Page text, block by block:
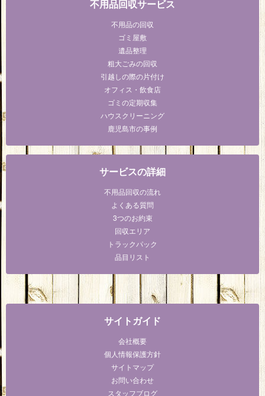
不用品回収サービス
不用品の回収
ゴミ屋敷
遺品整理
粗大ごみの回収
引越しの際の片付け
オフィス・飲食店
ゴミの定期収集
ハウスクリーニング
鹿児島市の事例
サービスの詳細
不用品回収の流れ
よくある質問
3つのお約束
回収エリア
トラックパック
品目リスト
サイトガイド
会社概要
個人情報保護方針
サイトマップ
お問い合わせ
スタッフブログ